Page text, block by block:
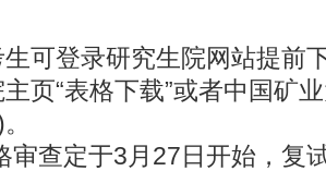
可登录研究生院网站提前
页“表格下载”或者中国矿
审查定于3月27日开始，复